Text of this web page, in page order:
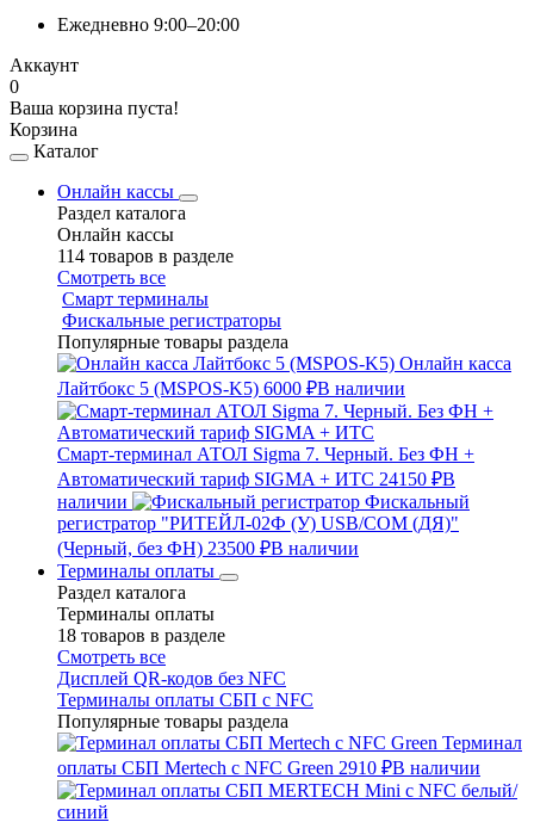
Ежедневно 9:00–20:00
Аккаунт
0
Ваша корзина пуста!
Корзина
Каталог
Онлайн кассы
Раздел каталога
Онлайн кассы
114 товаров в разделе
Смотреть все
Смарт терминалы
Фискальные регистраторы
Популярные товары раздела
Онлайн касса
Лайтбокс 5 (MSPOS-K5) 6000 ₽В наличии
Смарт-терминал АТОЛ Sigma 7. Черный. Без ФН +
Автоматический тариф SIGMA + ИТС 24150 ₽В
наличии
Фискальный
регистратор "РИТЕЙЛ-02Ф (У) USB/COM (ДЯ)"
(Черный, без ФН) 23500 ₽В наличии
Терминалы оплаты
Раздел каталога
Терминалы оплаты
18 товаров в разделе
Смотреть все
Дисплей QR-кодов без NFC
Терминалы оплаты СБП с NFC
Популярные товары раздела
Терминал
оплаты СБП Mertech с NFC Green 2910 ₽В наличии